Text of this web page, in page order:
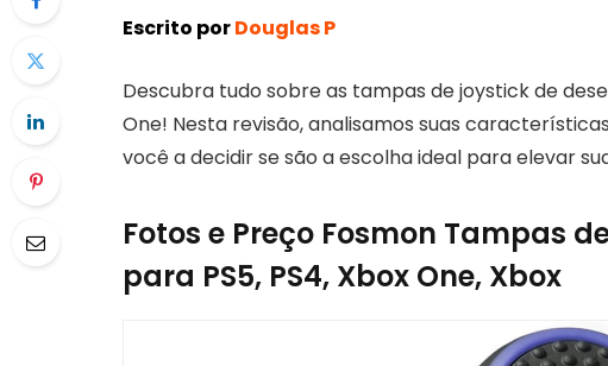
Escrito porDouglas P
Descubra tudo sobre as tampas de joystick de
One! Nesta revisão, analisamos suas
você a decidir se são a escolha ideal para elevar
Fotos e Preço Fosmon Tampas
para PS5, PS4, Xbox One, Xbox